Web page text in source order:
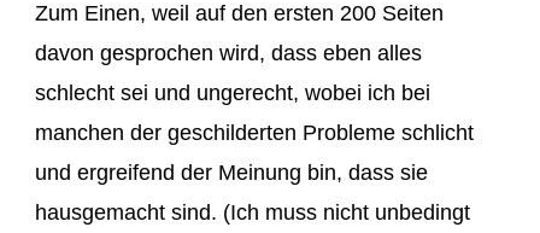
Zum Einen, weil auf den ersten 200 Seiten
davon gesprochen wird, dass eben alles
schlecht sei und ungerecht, wobei ich bei
manchen der geschilderten Probleme schlicht
und ergreifend der Meinung bin, dass sie
hausgemacht sind. (Ich muss nicht unbedingt